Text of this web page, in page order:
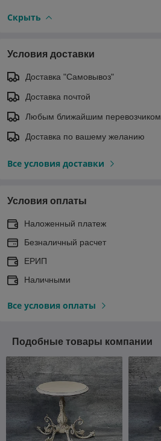
Скрыть
Условия доставки
Доставка "Самовывоз"
Доставка почтой
Любым ближайшим перевозчиком
Доставка по вашему желанию
Все условия доставки
Условия оплаты
Наложенный платеж
Безналичный расчет
ЕРИП
Наличными
Все условия оплаты
Подобные товары компании